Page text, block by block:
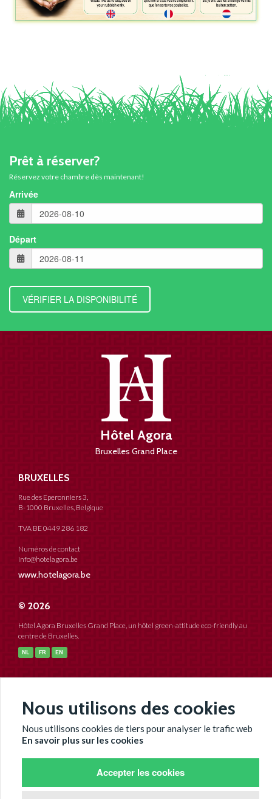
Prêt à réserver?
Réservez votre chambre dès maintenant!
Arrivée
Départ
Hôtel Agora
Bruxelles Grand Place
BRUXELLES
Rue des Eperonniers 3,
B-1000 Bruxelles, Belgique
TVA BE 0449 286 182
Numéros de contact
info@hotelagora.be
www.hotelagora.be
© 2026
Hôtel Agora Bruxelles Grand Place, un hôtel green-attitude eco-friendly au
centre de Bruxelles.
NL FR EN
Nous utilisons des cookies
Nous utilisons cookies de tiers pour analyser le trafic web
En savoir plus sur les cookies
Accepter les cookies